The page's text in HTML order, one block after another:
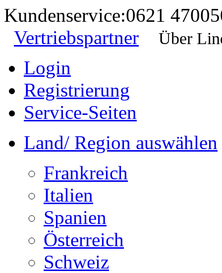
Kundenservice:0621
Vertriebspartner
Über
Login
Registrierung
Service-Seiten
Land/ Region auswählen
Frankreich
Italien
Spanien
Österreich
Schweiz